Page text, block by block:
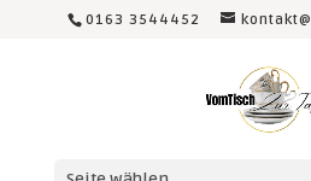
0163 3544452